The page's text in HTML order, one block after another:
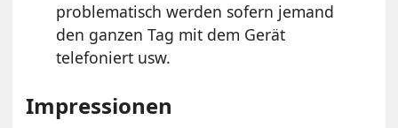
problematisch werden sofern jemand
den ganzen Tag mit dem Gerät
telefoniert usw.
Impressionen